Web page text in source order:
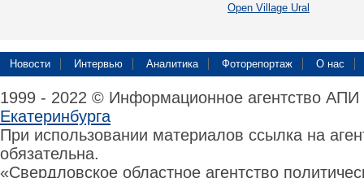
Open Village Ural
Новости Интервью Аналитика Фоторепортаж О нас
1999 - 2022 © Информационное агентство
Екатеринбурга
При использовании материалов ссылка на
обязательна.
«Свердловское областное агентство